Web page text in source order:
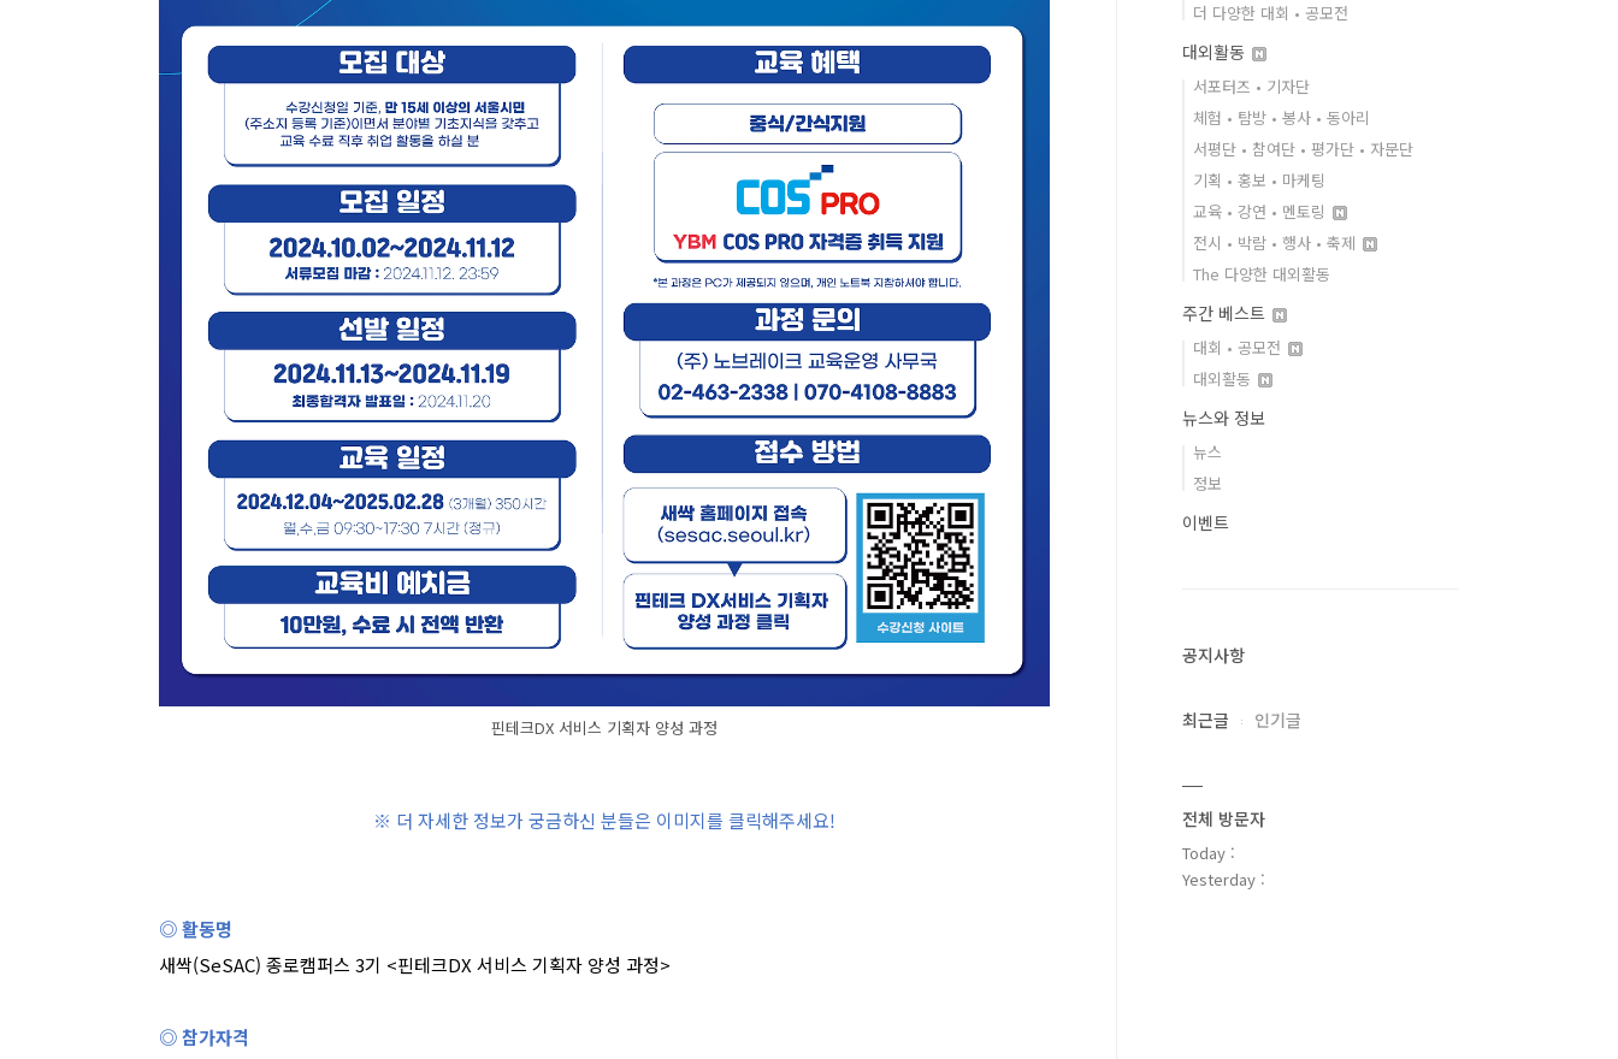
핀테크DX 서비스 기획자 양성 과정
※ 더 자세한 정보가 궁금하신 분들은 이미지를 클릭해주세요!
◎ 활동명
새싹(SeSAC) 종로캠퍼스 3기 <핀테크DX 서비스 기획자 양성 과정>
◎ 참가자격
더 다양한 대회 • 공모전
대외활동
서포터즈 • 기자단
체험 • 탐방 • 봉사 • 동아리
서평단 • 참여단 • 평가단 • 자문단
기획 • 홍보 • 마케팅
교육 • 강연 • 멘토링
전시 • 박람 • 행사 • 축제
The 다양한 대외활동
주간 베스트
대회 • 공모전
대외활동
뉴스와 정보
뉴스
정보
이벤트
공지사항
최근글 인기글
전체 방문자
Today :
Yesterday :